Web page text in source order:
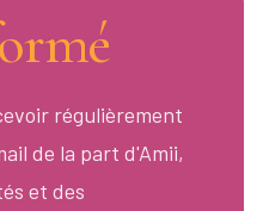
régulièrement
de la part d'Amii,
et des